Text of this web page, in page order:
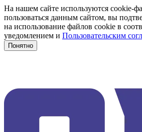
На нашем сайте используются cookie-
пользоваться данным сайтом, вы
на использование файлов cookie в
уведомлением и Пользовательским
Понятно